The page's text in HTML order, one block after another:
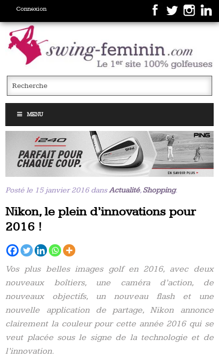
Connexion
MENU
Posté le 15 janvier 2016 dansActualité,Shopping.
Nikon, le plein d’innovations pour
2016 !
Vos plus belles images golf en 2016, avec deux
nouveaux boîtiers, une caméra d’action, de
nouveaux objectifs, un nouveau flash et une
nouvelle application de partage, Nikon annonce
clairement la couleur pour cette année 2016 qui se
veut placée sous le signe de la technologie et de
l’innovation.